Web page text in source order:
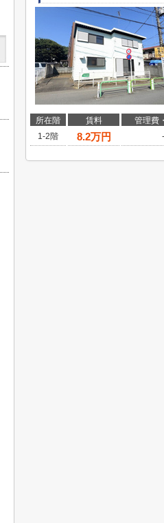
所在階 賃料 管理費
1-2階
8.2万円 -